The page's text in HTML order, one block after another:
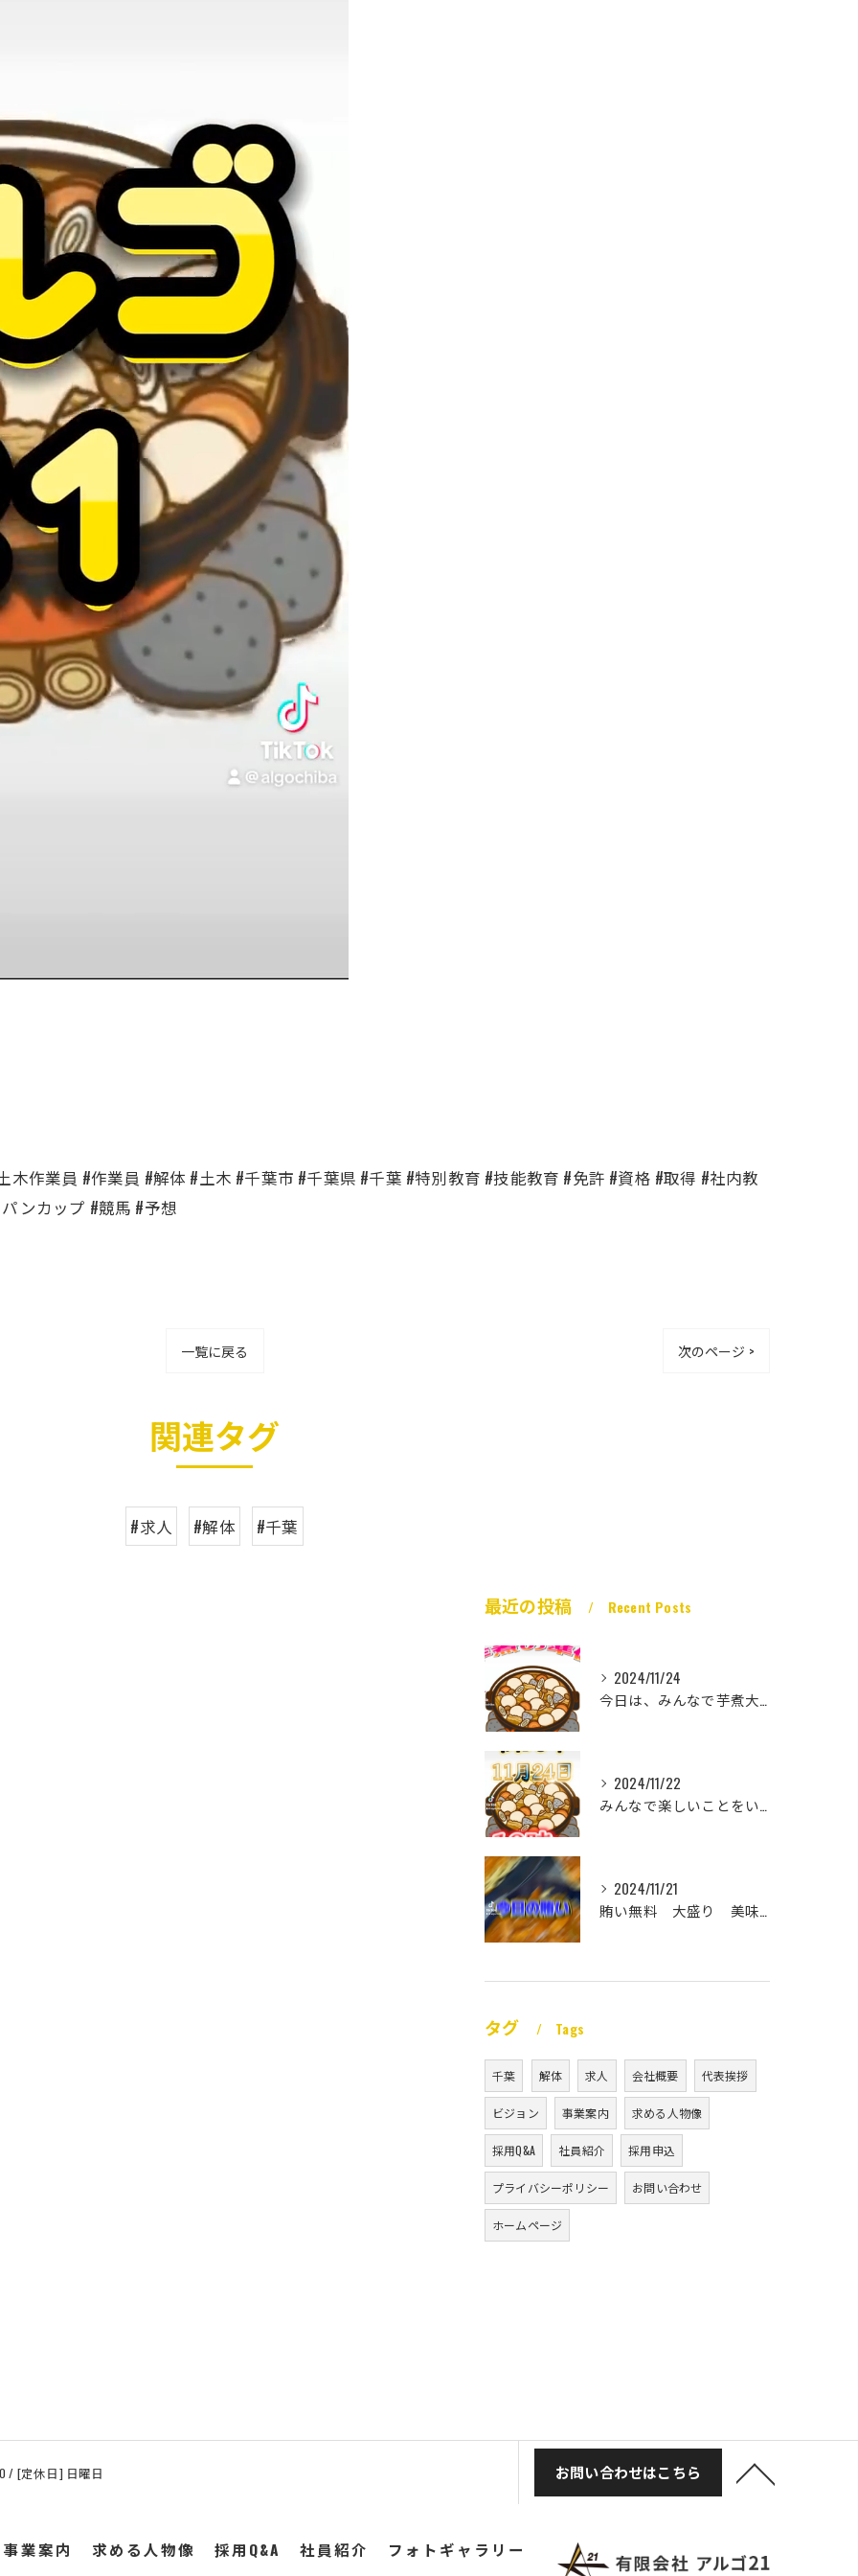
作業員 #作業員 #解体 #土木 #千葉市 #千葉県 #千葉 #特別教育 #技能教育 #免許 #資格 #取得 #社内教
ンカップ #競馬 #予想
一覧に戻る 次のページ >
関連タグ
#求人 #解体 #千葉
最近の投稿 Recent Posts
2024/11/24
今日は、みんなで芋煮大会🎶
2024/11/22
みんなで楽しいことをいっぱいしたい
2024/11/21
賄い無料 大盛り 美味い
タグ Tags
千葉 解体 求人 会社概要 代表挨拶
ビジョン 事業案内 求める人物像
採用Q&A 社員紹介 採用申込
プライバシーポリシー お問い合わせ
ホームページ
/ [定休日] 日曜日 お問い合わせはこちら
事業案内 求める人物像 採用Q&A 社員紹介
フォトギャラリー